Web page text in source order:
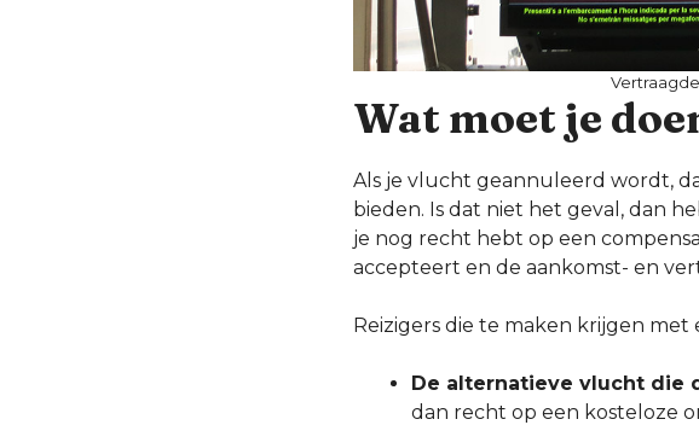
Wat moet je
Als je vlucht geannuleerd wordt,
bieden. Is dat niet het geval, dan
je nog recht hebt op een
accepteert en de aankomst- en
Reizigers die te maken krijgen met
De alternatieve vlucht die
dan recht op een kosteloze